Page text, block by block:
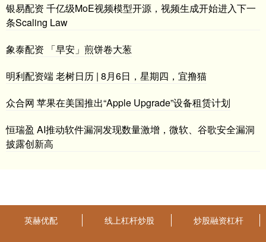
银易配资 千亿级MoE视频模型开源，视频生成开始进入下一
条Scaling Law
象泰配资 「早安」煎饼卷大葱
明利配资端 老树日历 | 8月6日，星期四，宜撸猫
众合网 苹果在美国推出“Apple Upgrade”设备租赁计划
恒瑞盈 AI推动软件漏洞发现数量激增，微软、谷歌安全漏洞
披露创新高
英赫优配 线上杠杆炒股 炒股融资杠杆